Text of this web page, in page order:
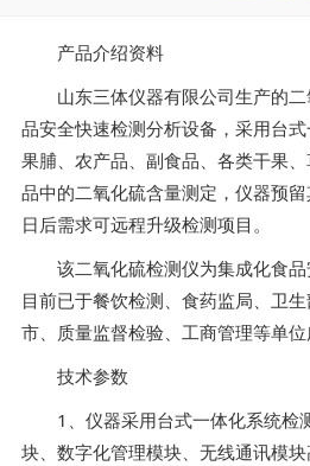
产品介绍资料
山东三体仪器有限公司生产的二
品安全快速检测分析设备，采用台
果脯、农产品、副食品、各类干果
品中的二氧化硫含量测定，仪器预
日后需求可远程升级检测项目。
该二氧化硫检测仪为集成化食品
目前已于餐饮检测、食药监局、卫
市、质量监督检验、工商管理等单位
技术参数
1、仪器采用台式一体化系统检
块、数字化管理模块、无线通讯模